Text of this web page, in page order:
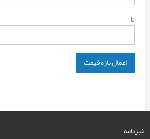
تا
اعمال بازه قیمت
خبرنامه